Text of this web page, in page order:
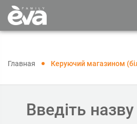
Главная Керуючий магазином
Введіть назву